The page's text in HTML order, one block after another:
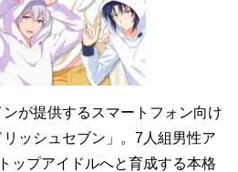
が提供するスマートフォン向け
ッシュセブン」。7人組男性ア
ップアイドルへと育成する本格